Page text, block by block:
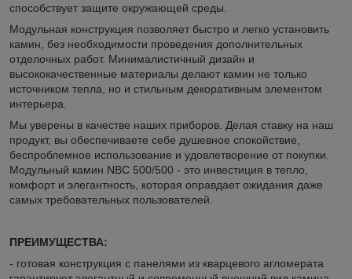
способствует защите окружающей среды.
Модульная конструкция позволяет быстро и легко установить
камин, без необходимости проведения дополнительных
отделочных работ. Минималистичный дизайн и
высококачественные материалы делают камин не только
источником тепла, но и стильным декоративным элементом
интерьера.
Мы уверены в качестве наших приборов. Делая ставку на наш
продукт, вы обеспечиваете себе душевное спокойствие,
беспроблемное использование и удовлетворение от покупки.
Модульный камин NBC 500/500 - это инвестиция в тепло,
комфорт и элегантность, которая оправдает ожидания даже
самых требовательных пользователей.
ПРЕИМУЩЕСТВА:
- готовая конструкция с панелями из кварцевого агломерата